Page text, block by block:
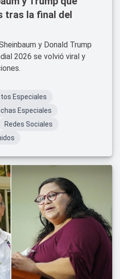
tras la final del
y Donald Trump
2026 se volvió viral y
Especiales
Especiales
Redes Sociales